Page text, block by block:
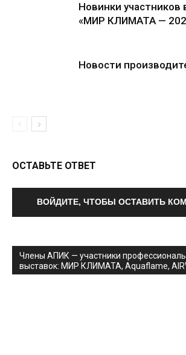
Новинки участников
«МИР КЛИМАТА —
Новости
ОСТАВЬТЕ ОТВЕТ
ВОЙДИТЕ, ЧТОБЫ ОСТАВИТЬ
Члены АПИК — участники
выставок: МИР КЛИМАТА, Aquaflame,